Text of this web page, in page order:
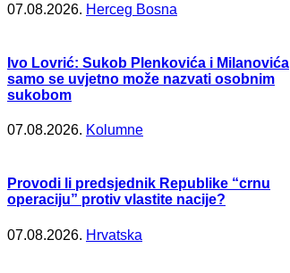
07.08.2026. Herceg Bosna
Ivo Lovrić: Sukob Plenkovića i Milanovića
samo se uvjetno može nazvati osobnim
sukobom
07.08.2026. Kolumne
Provodi li predsjednik Republike “crnu
operaciju” protiv vlastite nacije?
07.08.2026. Hrvatska